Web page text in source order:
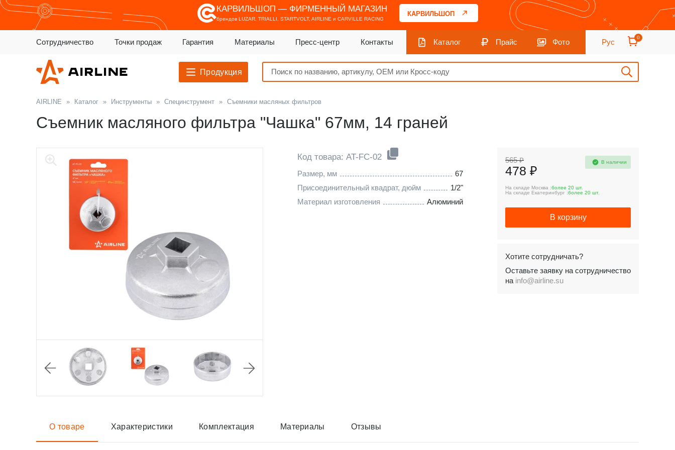
КАРВИЛЬШОП — ФИРМЕННЫЙ МАГАЗИН
брендов LUZAR, TRIALLI, STARTVOLT, AIRLINE и CARVILLE RACING
КАРВИЛЬШОП
Сотрудничество Точки продаж Гарантия Материалы Пресс-центр Контакты Каталог Прайс Фото Рус
0
Продукция
AIRLINE » Каталог » Инструменты » Специнструмент » Съемники масляных фильтров
Съемник масляного фильтра "Чашка" 67мм, 14 граней
Код товара: AT-FC-02
Размер, мм
67
Присоединительный квадрат, дюйм
1/2"
Материал изготовления
Алюминий
565 ₽
478 ₽
В наличии
На складе Москва :более 20 шт.
На складе Екатеринбург :более 20 шт.
В корзину
Хотите сотрудничать?
Оставьте заявку на сотрудничество
на info@airline.su
О товаре Характеристики Комплектация Материалы Отзывы